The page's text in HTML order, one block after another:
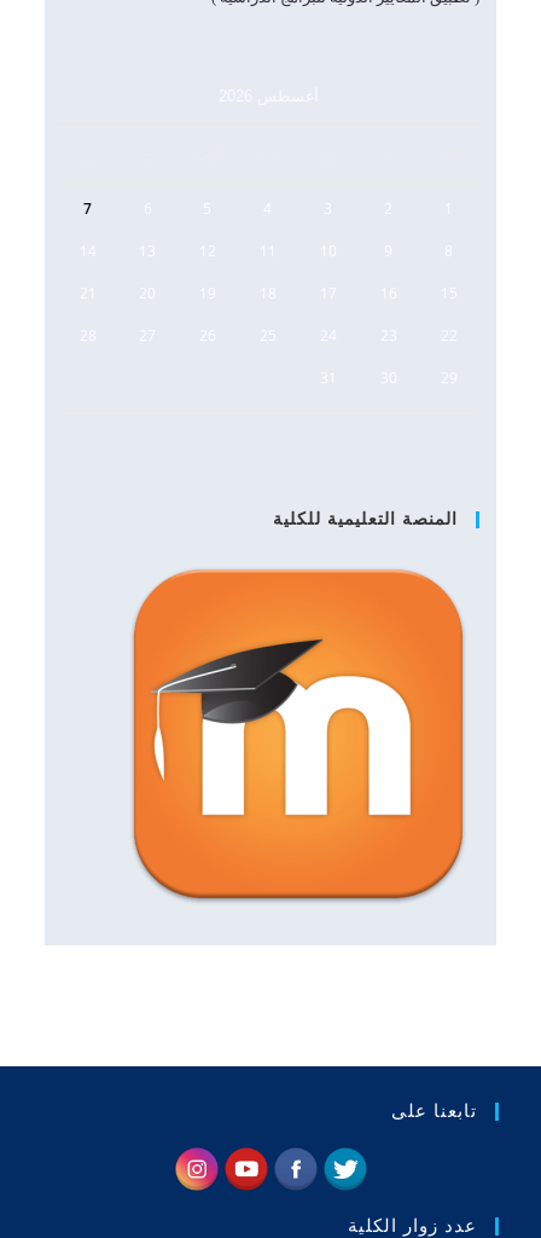
1
2
3
4
6
7
8
9
10
11
12
13
14
15
16
17
18
19
20
21
22
23
24
25
26
27
28
29
30
31
المنصة التعليمية للكلية
تابعنا على
عدد زوار الكلية